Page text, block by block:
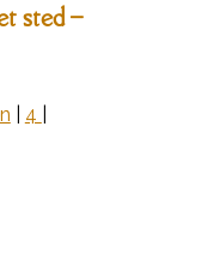
sted –
4